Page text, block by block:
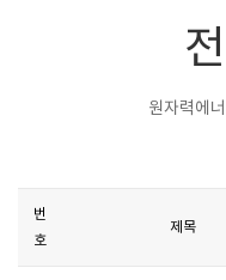
원자력에
번
호
제목